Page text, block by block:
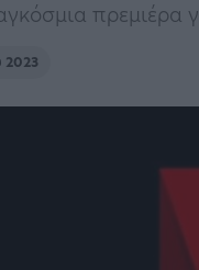
πρεμιέρα
2023